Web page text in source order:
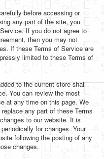
before accessing or
any part of the site, you
If you do not agree to
then you may not
If these Terms of Service are
limited to these Terms of
to the current store shall
You can review the most
at any time on this page. We
any part of these Terms
to our website. It is
for changes. Your
following the posting of any
changes.